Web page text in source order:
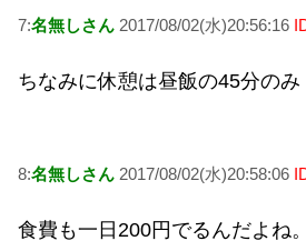
7:名無しさん 2017/08/02(水)20:56:16
ちなみに休憩は昼飯の45分のみ
8:名無しさん 2017/08/02(水)20:58:06
食費も一日200円でるんだよね